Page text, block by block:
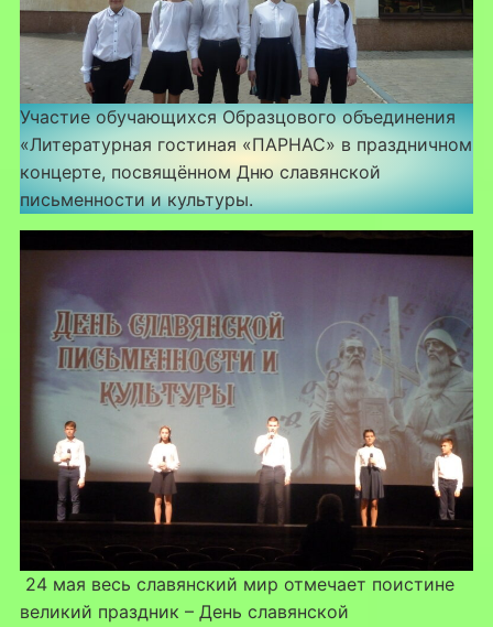
Участие обучающихся Образцового объединения
«Литературная гостиная «ПАРНАС» в праздничном
концерте, посвящённом Дню славянской
письменности и культуры.
24 мая весь славянский мир отмечает поистине
великий праздник – День славянской